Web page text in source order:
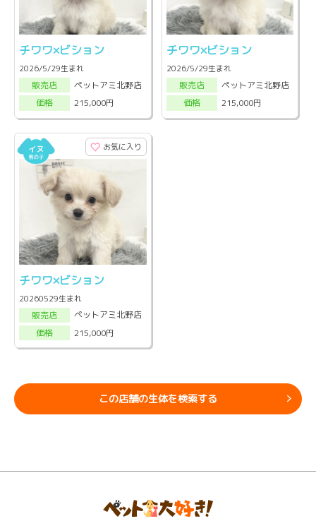
チワワ×ビション
2026/5/29生まれ
販売店
ペットアミ北野店
価格
215,000円
チワワ×ビション
2026/5/29生まれ
販売店
ペットアミ北野店
価格
215,000円
お気に入り
チワワ×ビション
20260529生まれ
販売店
ペットアミ北野店
価格
215,000円
この店舗の生体を検索する